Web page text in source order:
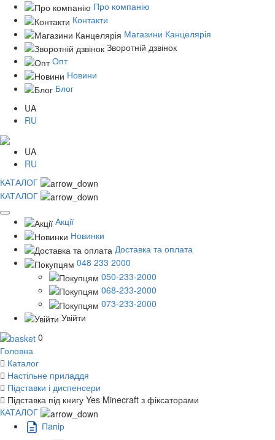
Про компанію
Контакти
Магазини Канцелярія
Зворотній дзвінок
Опт
Новини
Блог
UA
RU
UA
RU
КАТАЛОГ
КАТАЛОГ
Акції
Новинки
Доставка та оплата
048 233 2000
050-233-2000
068-233-2000
073-233-2000
Увійти
0
Головна
Каталог
Настільне приладдя
Підставки і диспенсери
Підставка під книгу Yes Minecraft з фіксаторами
КАТАЛОГ
Пaпiр